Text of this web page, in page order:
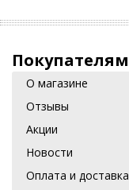
Покупателям
О магазине
Отзывы
Акции
Новости
Оплата и доставка